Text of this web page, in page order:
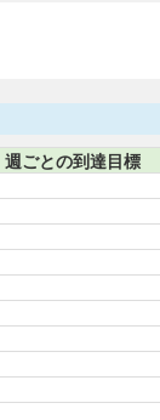
週ごとの到達目標